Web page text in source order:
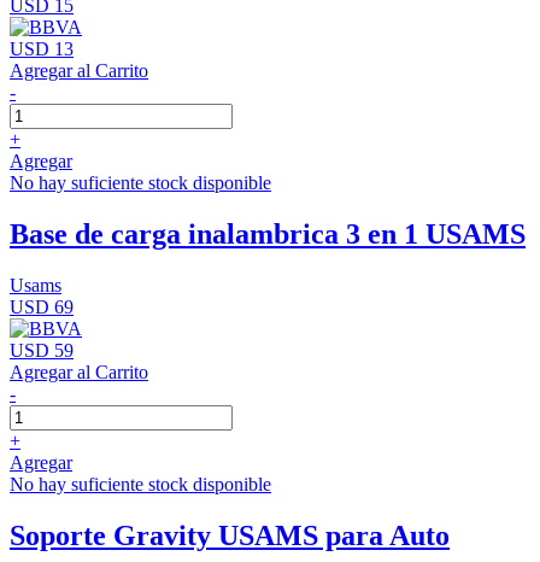
USD 15
USD 13
Agregar al Carrito
-
+
Agregar
No hay suficiente stock disponible
Base de carga inalambrica 3 en 1 USAMS
Usams
USD 69
USD 59
Agregar al Carrito
-
+
Agregar
No hay suficiente stock disponible
Soporte Gravity USAMS para Auto